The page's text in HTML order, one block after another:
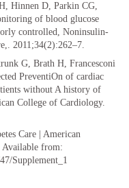
Hinnen D, Parkin CG,
of blood glucose
controlled, Noninsulin-
2011;34(2):262–7.
G, Brath H, Francesconi
PreventiOn of cardiac
without A history of
College of Cardiology.
Care | American
Available from:
Supplement_1